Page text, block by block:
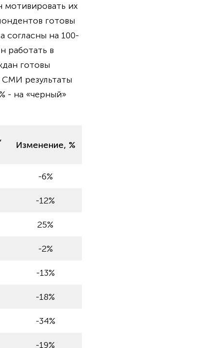
мотивировать их
готовы
согласны на 100-
работать в
готовы
результаты
- на «черный»
Изменение, %
-6%
-12%
25%
-2%
-13%
-18%
-34%
-19%